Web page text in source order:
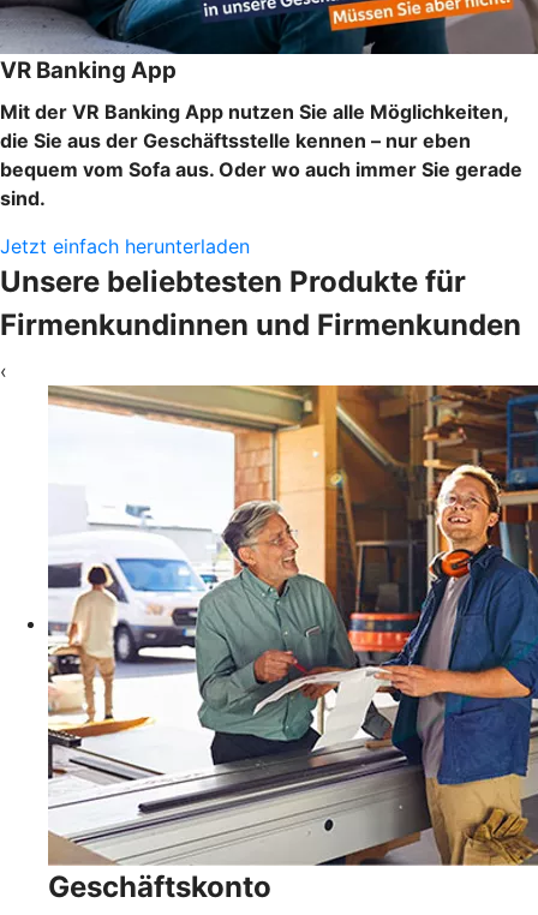
VR Banking App
Mit der VR Banking App nutzen Sie alle Möglichkeiten,
die Sie aus der Geschäftsstelle kennen – nur eben
bequem vom Sofa aus. Oder wo auch immer Sie gerade
sind.
Jetzt einfach herunterladen
Unsere beliebtesten Produkte für
Firmenkundinnen und Firmenkunden
‹
Geschäftskonto